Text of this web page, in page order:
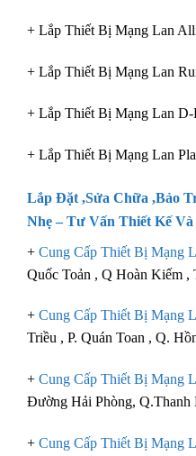
+ Lắp Thiết Bị Mạng Lan
+ Lắp Thiết Bị Mạng Lan
+ Lắp Thiết Bị Mạng Lan
+ Lắp Thiết Bị Mạng Lan
Lắp Đặt ,Sửa Chữa ,Bảo
Nhẹ – Tư Vấn Thiết Kế Và
+ Cung Cấp Thiết Bị Mạng
Quốc Toản , Q Hoàn Kiếm ,
+ Cung Cấp Thiết Bị Mạng
Triều , P. Quán Toan , Q.
+ Cung Cấp Thiết Bị Mạng
Đường Hải Phòng,
+ Cung Cấp Thiết Bị Mạng